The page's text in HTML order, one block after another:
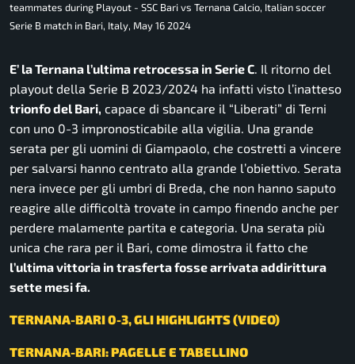
teammates during Playout - SSC Bari vs Ternana Calcio, Italian soccer
Serie B match in Bari, Italy, May 16 2024
E’ la Ternana l’ultima retrocessa in Serie C. Il ritorno del
playout della Serie B 2023/2024 ha infatti visto l’inatteso
trionfo del Bari, capace di sbancare il “Liberati” di Terni
con uno 0-3 impronosticabile alla vigilia. Una grande
serata per gli uomini di Giampaolo, che costretti a vincere
per salvarsi hanno centrato alla grande l’obiettivo. Serata
nera invece per gli umbri di Breda, che non hanno saputo
reagire alle difficoltà trovate in campo finendo anche per
perdere malamente partita e categoria. Una serata più
unica che rara per il Bari, come dimostra il fatto che
l’ultima vittoria in trasferta fosse arrivata addirittura
sette mesi fa.
TERNANA-BARI 0-3, GLI HIGHLIGHTS (VIDEO)
TERNANA-BARI: PAGELLE E TABELLINO